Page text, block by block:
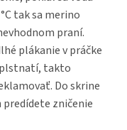
tak sa merino
praní.
plákanie v práčke
takto
Do skrine
predídete zničenie